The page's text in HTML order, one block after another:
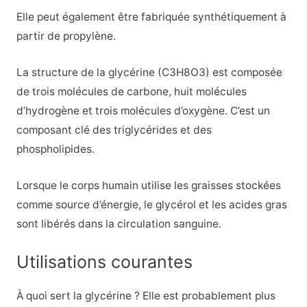
Elle peut également être fabriquée synthétiquement à
partir de propylène.
La structure de la glycérine (C3H8O3) est composée
de trois molécules de carbone, huit molécules
d’hydrogène et trois molécules d’oxygène. C’est un
composant clé des triglycérides et des
phospholipides.
Lorsque le corps humain utilise les graisses stockées
comme source d’énergie, le glycérol et les acides gras
sont libérés dans la circulation sanguine.
Utilisations courantes
À quoi sert la glycérine ? Elle est probablement plus